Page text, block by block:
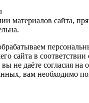
материалов сайта,
сайта в соответствии
не даёте согласия на
вам необходимо